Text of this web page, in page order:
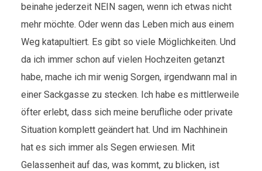
beinahe jederzeit NEIN sagen, wenn ich etwas nicht
mehr möchte. Oder wenn das Leben mich aus einem
Weg katapultiert. Es gibt so viele Möglichkeiten. Und
da ich immer schon auf vielen Hochzeiten getanzt
habe, mache ich mir wenig Sorgen, irgendwann mal in
einer Sackgasse zu stecken. Ich habe es mittlerweile
öfter erlebt, dass sich meine berufliche oder private
Situation komplett geändert hat. Und im Nachhinein
hat es sich immer als Segen erwiesen. Mit
Gelassenheit auf das, was kommt, zu blicken, ist